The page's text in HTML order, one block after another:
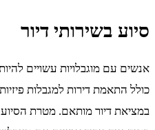
סיוע בשירותי דיור
אנשים עם מוגבלויות עשויים
כולל התאמת דירות למגבלות
במציאת דיור מותאם. מטרת